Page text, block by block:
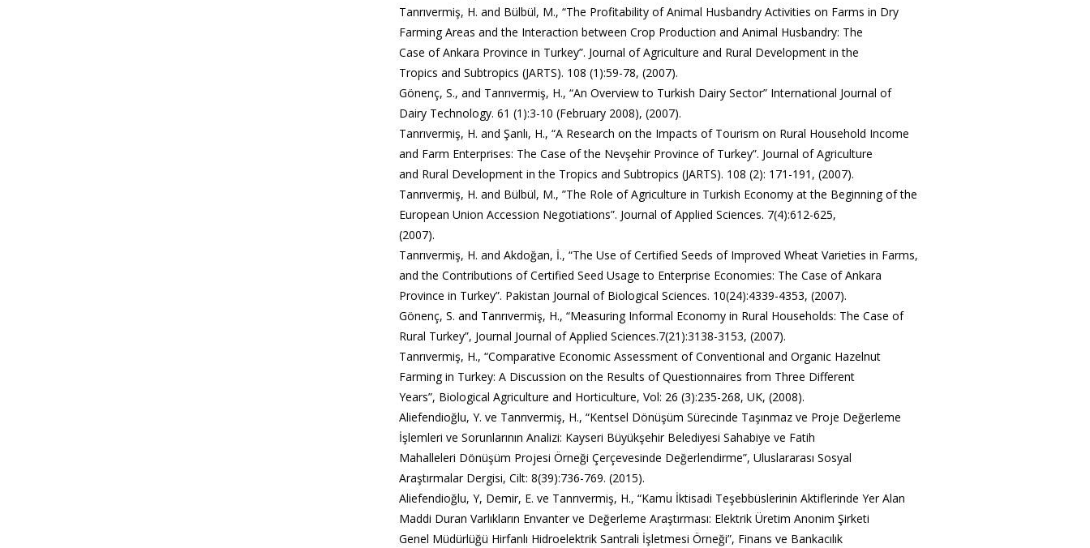
Tanrıvermiş, H. and Bülbül, M., “The Profitability of Animal Husbandry Activities on Farms in Dry
Farming Areas and the Interaction between Crop Production and Animal Husbandry: The
Case of Ankara Province in Turkey”. Journal of Agriculture and Rural Development in the
Tropics and Subtropics (JARTS). 108 (1):59-78, (2007).
Gönenç, S., and Tanrıvermiş, H., “An Overview to Turkish Dairy Sector” International Journal of
Dairy Technology. 61 (1):3-10 (February 2008), (2007).
Tanrıvermiş, H. and Şanlı, H., “A Research on the Impacts of Tourism on Rural Household Income
and Farm Enterprises: The Case of the Nevşehir Province of Turkey”. Journal of Agriculture
and Rural Development in the Tropics and Subtropics (JARTS). 108 (2): 171-191, (2007).
Tanrıvermiş, H. and Bülbül, M., ”The Role of Agriculture in Turkish Economy at the Beginning of the
European Union Accession Negotiations”. Journal of Applied Sciences. 7(4):612-625,
(2007).
Tanrıvermiş, H. and Akdoğan, İ., “The Use of Certified Seeds of Improved Wheat Varieties in Farms,
and the Contributions of Certified Seed Usage to Enterprise Economies: The Case of Ankara
Province in Turkey”. Pakistan Journal of Biological Sciences. 10(24):4339-4353, (2007).
Gönenç, S. and Tanrıvermiş, H., “Measuring Informal Economy in Rural Households: The Case of
Rural Turkey”, Journal Journal of Applied Sciences.7(21):3138-3153, (2007).
Tanrıvermiş, H., “Comparative Economic Assessment of Conventional and Organic Hazelnut
Farming in Turkey: A Discussion on the Results of Questionnaires from Three Different
Years”, Biological Agriculture and Horticulture, Vol: 26 (3):235-268, UK, (2008).
Aliefendioğlu, Y. ve Tanrıvermiş, H., “Kentsel Dönüşüm Sürecinde Taşınmaz ve Proje Değerleme
İşlemleri ve Sorunlarının Analizi: Kayseri Büyükşehir Belediyesi Sahabiye ve Fatih
Mahalleleri Dönüşüm Projesi Örneği Çerçevesinde Değerlendirme”, Uluslararası Sosyal
Araştırmalar Dergisi, Cilt: 8(39):736-769. (2015).
Aliefendioğlu, Y, Demir, E. ve Tanrıvermiş, H., “Kamu İktisadi Teşebbüslerinin Aktiflerinde Yer Alan
Maddi Duran Varlıkların Envanter ve Değerleme Araştırması: Elektrik Üretim Anonim Şirketi
Genel Müdürlüğü Hirfanlı Hidroelektrik Santrali İşletmesi Örneği”, Finans ve Bankacılık